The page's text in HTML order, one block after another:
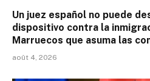
Un juez español no puede
dispositivo contra la
Marruecos que asuma las
août 4, 2026